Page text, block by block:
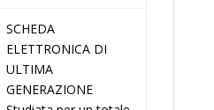
SCHEDA
ELETTRONICA DI
ULTIMA
GENERAZIONE